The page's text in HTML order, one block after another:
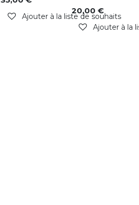
Ajouter à la liste de souhaits
20,00 €
Ajouter à la